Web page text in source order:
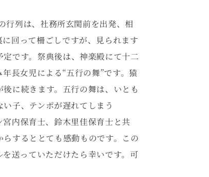
行列は、社務所玄関前を出発、相
回って柵ごしですが、見られます
です。祭典後は、神楽殿にて十二
長女児による“五行の舞”です。猿
に続きます。五行の舞は、いとも
子、テンポが遅れてしまう
内保育士、鈴木里佳保育士と共
するととても感動ものです。この
送っていただけたら幸いです。可